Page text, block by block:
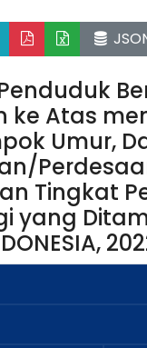
ke Atas
Umur,
Tingkat
yang